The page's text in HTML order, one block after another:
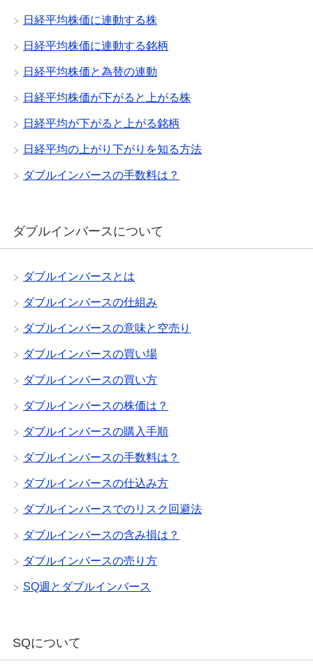
日経平均株価に連動する株
日経平均株価に連動する銘柄
日経平均株価と為替の連動
日経平均株価が下がると上がる株
日経平均が下がると上がる銘柄
日経平均の上がり下がりを知る方法
ダブルインバースの手数料は？
ダブルインバースについて
ダブルインバースとは
ダブルインバースの仕組み
ダブルインバースの意味と空売り
ダブルインバースの買い場
ダブルインバースの買い方
ダブルインバースの株価は？
ダブルインバースの購入手順
ダブルインバースの手数料は？
ダブルインバースの仕込み方
ダブルインバースでのリスク回避法
ダブルインバースの含み損は？
ダブルインバースの売り方
SQ週とダブルインバース
SQについて